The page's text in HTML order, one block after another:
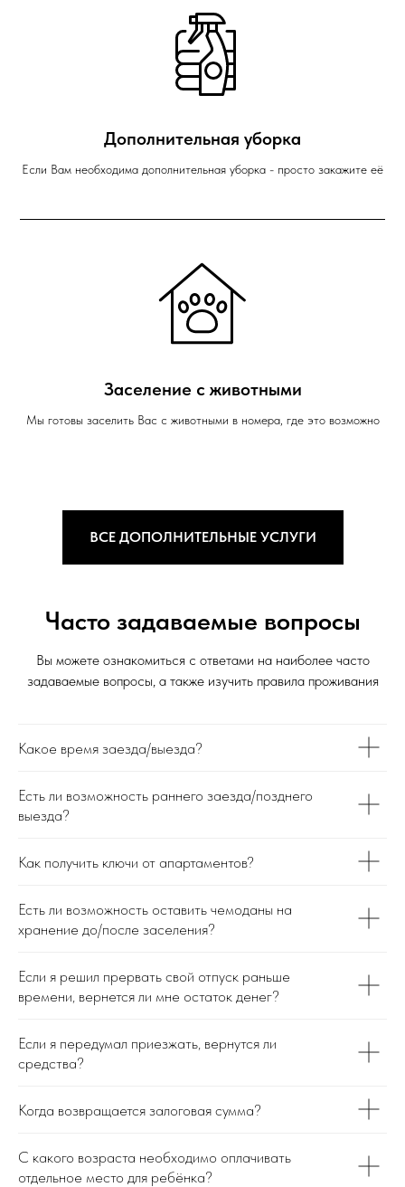
Дополнительная уборка
Если Вам необходима дополнительная уборка - просто закажите её
Заселение с животными
Мы готовы заселить Вас с животными в номера, где это возможно
ВСЕ ДОПОЛНИТЕЛЬНЫЕ УСЛУГИ
Часто задаваемые вопросы
Вы можете ознакомиться с ответами на наиболее часто
задаваемые вопросы, а также изучить правила проживания
Какое время заезда/выезда?
Есть ли возможность раннего заезда/позднего
выезда?
Как получить ключи от апартаментов?
Есть ли возможность оставить чемоданы на
хранение до/после заселения?
Если я решил прервать свой отпуск раньше
времени, вернется ли мне остаток денег?
Если я передумал приезжать, вернутся ли
средства?
Когда возвращается залоговая сумма?
С какого возраста необходимо оплачивать
отдельное место для ребёнка?